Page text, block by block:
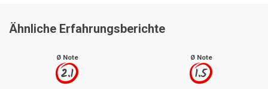
Ähnliche Erfahrungsberichte
Ø Note
2.1
Ø Note
1.5